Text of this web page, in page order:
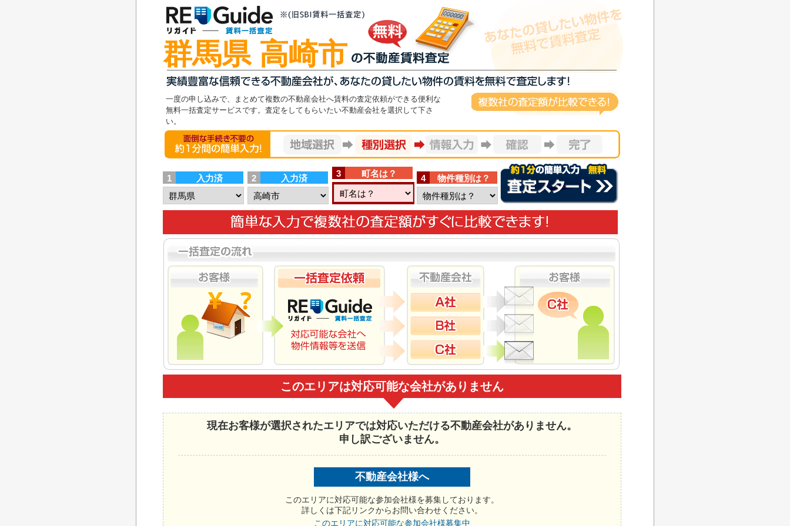
群馬県 高崎市
複数社の査定額が比較出来る
一度の申し込みで、まとめて複数の不動産会社へ賃料の査定依頼ができる便利な
無料一括査定サービスです。査定をしてもらいたい不動産会社を選択して下さ
い。
面倒な手続き不要の1分の簡単入力！地域選択
1 入力済 2 入力済 3 町名は？ 4 物件種別は？
このエリアは対応可能な会社がありません
現在お客様が選択されたエリアでは対応いただける不動産会社がありません。
申し訳ございません。
不動産会社様へ
このエリアに対応可能な参加会社様を募集しております。
詳しくは下記リンクからお問い合わせください。
このエリアに対応可能な参加会社様募集中